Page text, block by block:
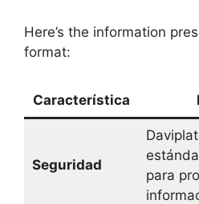
Here’s the information
format:
Característica
Seguridad
para